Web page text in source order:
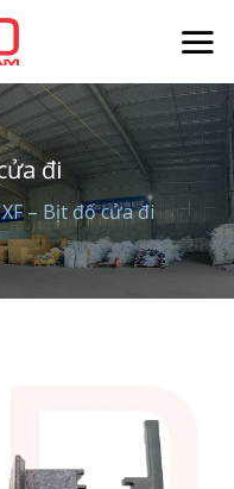
đi
XF – Bịt đố cửa đi